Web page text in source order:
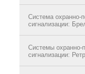
Система охранно-
сигнализации:
Системы охранно-
сигнализации: